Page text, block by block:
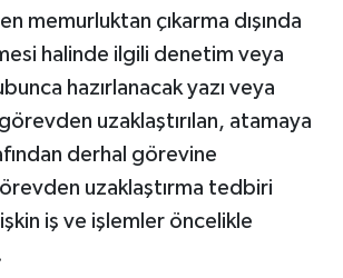
memurluktan çıkarma dışında
halinde ilgili denetim veya
hazırlanacak yazı veya
uzaklaştırılan, atamaya
derhal görevine
uzaklaştırma tedbiri
iş ve işlemler öncelikle